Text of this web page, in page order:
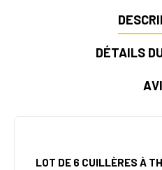
DÉTAILS
LOT DE 6 CUILLÈRES À